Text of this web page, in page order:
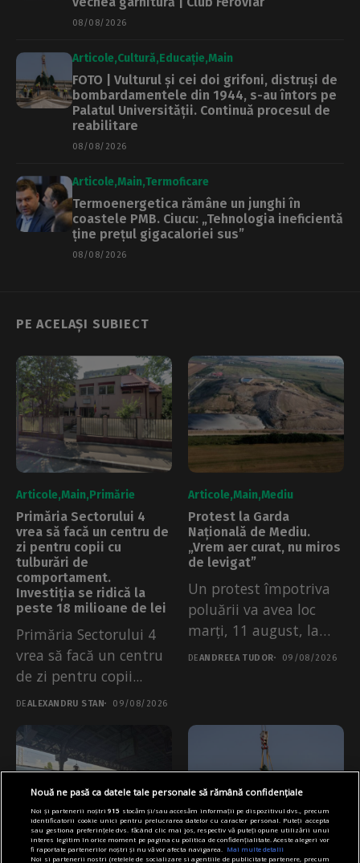
08/08/2026
Articole Cultură Educație Main
FOTO | Vulturul și cei doi grifoni, distruși de
bombardamentele din 1944, s-au întors pe
Palatul Universității. Continuă procesul de
reabilitare
08/08/2026
Articole Main Termoficare
Termoenergetica rămâne un junghi în
coastele PMB. Ciucu: „Tehnologia ineficientă
ține prețul gigacaloriei sus”
08/08/2026
PE ACELAȘI SUBIECT
Articole Main Primărie
Primăria Sectorului 4
vrea să facă un centru de
zi pentru copii cu
tulburări de
comportament.
Investiția se ridică la
peste 18 milioane de lei
Primăria Sectorului 4
vrea să facă un centru
de zi pentru copii...
DEALEXANDRU STAN 09/08/2026
Articole Main Mediu
Protest la Garda
Națională de Mediu.
„Vrem aer curat, nu miros
de levigat”
Un protest împotriva
poluării va avea loc
marți, 11 august, la
Garda...
DEANDREEA TUDOR 09/08/2026
Nouă ne pasă ca datele tale personale să rămână confidențiale
Noi și partenerii noștri915 stocăm și/sau accesăm informații pe dispozitivul dvs., precum
identificatorii cookie unici pentru prelucrarea datelor cu caracter personal. Puteți accepta
sau gestiona preferințele dvs. făcând clic mai jos, respectiv vă puteți opune utilizării unui
interes legitim în orice moment pe pagina cu politica de confidențialitate. Aceste alegeri vor
fi raportate partenerilor noștri și nu vă vor afecta navigarea.
Mai multe detalii
Noi si partenerii nostri (retelele de socializare si agentiile de publicitate partenere, precum